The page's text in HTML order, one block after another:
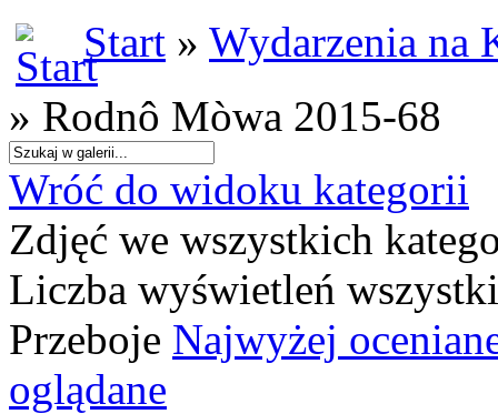
Start » Wydarzenia na
» Rodnô Mòwa 2015-68
Wróć do widoku kategorii
Zdjęć we wszystkich
Liczba wyświetleń
Przeboje Najwyżej
oglądane